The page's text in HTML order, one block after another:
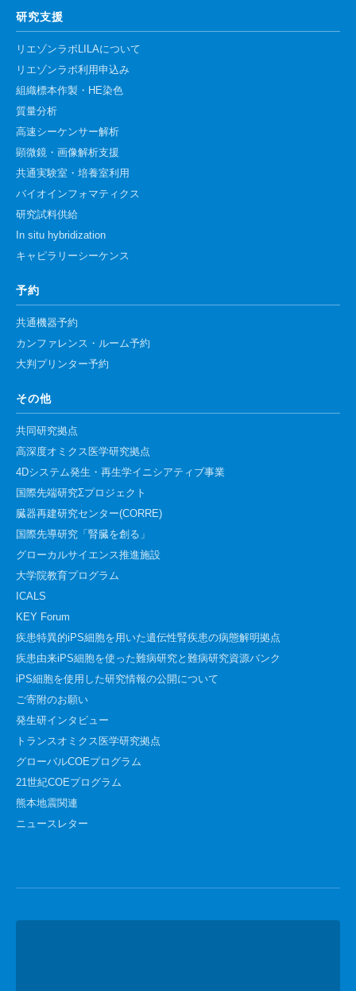
研究支援
リエゾンラボLILAについて
リエゾンラボ利用申込み
組織標本作製・HE染色
質量分析
高速シーケンサー解析
顕微鏡・画像解析支援
共通実験室・培養室利用
バイオインフォマティクス
研究試料供給
In situ hybridization
キャピラリーシーケンス
予約
共通機器予約
カンファレンス・ルーム予約
大判プリンター予約
その他
共同研究拠点
高深度オミクス医学研究拠点
4Dシステム発生・再生学イニシアティブ事業
国際先端研究Σプロジェクト
臓器再建研究センター(CORRE)
国際先導研究「腎臓を創る」
グローカルサイエンス推進施設
大学院教育プログラム
ICALS
KEY Forum
疾患特異的iPS細胞を用いた遺伝性腎疾患の病態解明拠点
疾患由来iPS細胞を使った難病研究と難病研究資源バンク
iPS細胞を使用した研究情報の公開について
ご寄附のお願い
発生研インタビュー
トランスオミクス医学研究拠点
グローバルCOEプログラム
21世紀COEプログラム
熊本地震関連
ニュースレター